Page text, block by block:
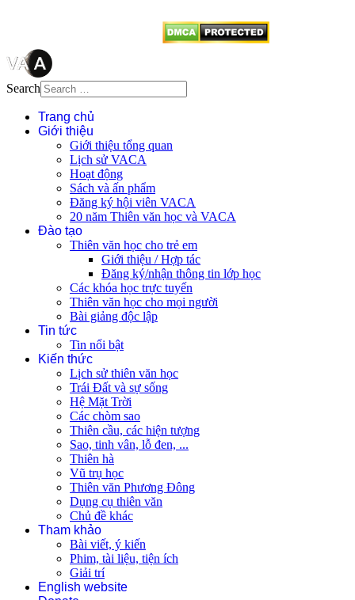
Search
Trang chủ
Giới thiệu
Giới thiệu tổng quan
Lịch sử VACA
Hoạt động
Sách và ấn phẩm
Đăng ký hội viên VACA
20 năm Thiên văn học và VACA
Đào tạo
Thiên văn học cho trẻ em
Giới thiệu / Hợp tác
Đăng ký/nhận thông tin lớp học
Các khóa học trực tuyến
Thiên văn học cho mọi người
Bài giảng độc lập
Tin tức
Tin nổi bật
Kiến thức
Lịch sử thiên văn học
Trái Đất và sự sống
Hệ Mặt Trời
Các chòm sao
Thiên cầu, các hiện tượng
Sao, tinh vân, lỗ đen, ...
Thiên hà
Vũ trụ học
Thiên văn Phương Đông
Dụng cụ thiên văn
Chủ đề khác
Tham khảo
Bài viết, ý kiến
Phim, tài liệu, tiện ích
Giải trí
English website